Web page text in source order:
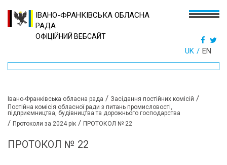
ІВАНО-ФРАНКІВСЬКА ОБЛАСНА
РАДА
ОФІЦІЙНИЙ ВЕБСАЙТ
UK EN
Івано-Франківська обласна рада / Засідання постійних комісій /
Постійна комісія обласної ради з питань промисловості,
підприємництва, будівництва та дорожнього господарства
/ Протоколи за 2024 рік / ПРОТОКОЛ № 22
ПРОТОКОЛ № 22